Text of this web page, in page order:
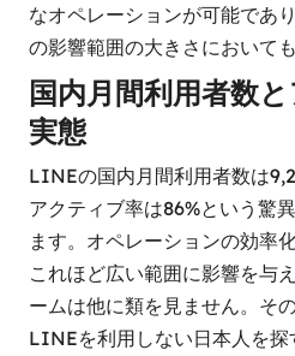
なオペレーションが可能であ
の影響範囲の大きさにおいて
国内月間利用者数
実態
LINEの国内月間利用者数は
アクティブ率は86%という驚
ます。オペレーションの効率
これほど広い範囲に影響を与
ームは他に類を見ません。そ
LINEを利用しない日本人を探